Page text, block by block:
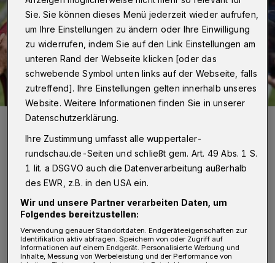
Ob Kevin Hagemann (vorne) bleibt, ist noch offen.
Von Jörn Koldehoff
abianLübbers(Trainer Sportfreunde
Sie. Sie können dieses Menü jederzeit wieder aufrufen,
um Ihre Einstellungen zu ändern oder Ihre Einwilligung
zu widerrufen, indem Sie auf den Link Einstellungen am
unteren Rand der Webseite klicken [oder das
schwebende Symbol unten links auf der Webseite, falls
zutreffend]. Ihre Einstellungen gelten innerhalb unseres
Website. Weitere Informationen finden Sie in unserer
Datenschutzerklärung.
Ihre Zustimmung umfasst alle wuppertaler-
rundschau.de-Seiten und schließt gem. Art. 49 Abs. 1 S.
1 lit. a DSGVO auch die Datenverarbeitung außerhalb
des EWR, z.B. in den USA ein.
Wir und unsere Partner verarbeiten Daten, um
Folgendes bereitzustellen:
Verwendung genauer Standortdaten. Endgeräteeigenschaften zur
Identifikation aktiv abfragen. Speichern von oder Zugriff auf
Informationen auf einem Endgerät. Personalisierte Werbung und
Inhalte, Messung von Werbeleistung und der Performance von